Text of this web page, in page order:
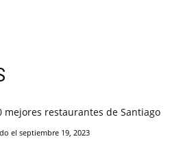
mejores restaurantes de Santiago
el septiembre 19, 2023